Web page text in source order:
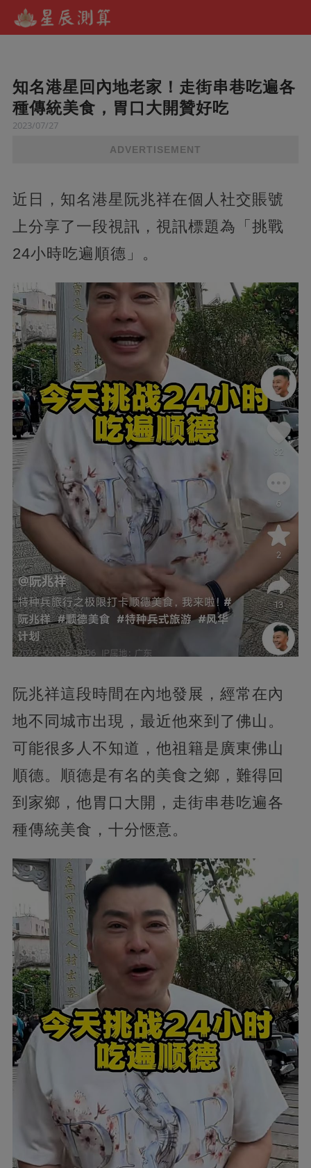
知名港星回內地老家！走街串巷吃遍各
種傳統美食，胃口大開贊好吃
2023/07/27
ADVERTISEMENT
近日，知名港星阮兆祥在個人社交賬號
上分享了一段視訊，視訊標題為「挑戰
24小時吃遍順德」。
阮兆祥這段時間在內地發展，經常在內
地不同城市出現，最近他來到了佛山。
可能很多人不知道，他祖籍是廣東佛山
順德。順德是有名的美食之鄉，難得回
到家鄉，他胃口大開，走街串巷吃遍各
種傳統美食，十分愜意。